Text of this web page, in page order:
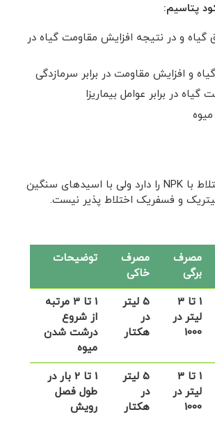
پتاسیم:
و در نتیجه افزایش مقاومت گیاه در
و افزایش مقاومت در برابر سرمازدگی
در برابر عوامل بیماریزا
این کود قابلیت اختلاط با NPK را دارد ولی با اسیدهای سنگین
و فسفریک اختلاط پذیر نیست.
مصرف
برگی
مصرف
خاکی
توضیحات
1 تا 3
لیتر در
1000
5 لیتر
در
هکتار
1 تا 3 مرتبه
از شروع
درشت شدن
میوه
1 تا 3
لیتر در
1000
5 لیتر
در
هکتار
1 تا 2 بار در
طول فصل
رویش